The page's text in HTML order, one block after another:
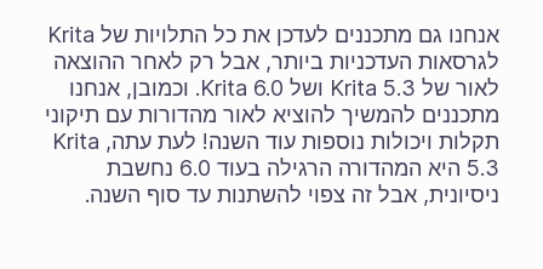
אנחנו גם מתכננים לעדכן את כל התלויות של Krita
לגרסאות העדכניות ביותר, אבל רק לאחר ההוצאה
לאור של Krita 5.3 ושל Krita 6.0. וכמובן, אנחנו
מתכננים להמשיך להוציא לאור מהדורות עם תיקוני
תקלות ויכולות נוספות עוד השנה! לעת עתה, Krita
5.3 היא המהדורה הרגילה בעוד 6.0 נחשבת
ניסיונית, אבל זה צפוי להשתנות עד סוף השנה.